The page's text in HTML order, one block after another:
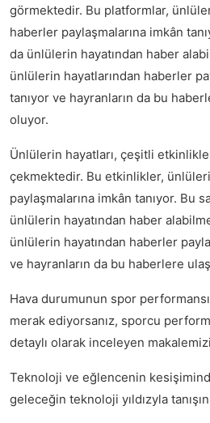
görmektedir. Bu platformlar,
haberler paylaşmalarına imkân
da ünlülerin hayatından haber
ünlülerin hayatlarından haberler
tanıyor ve hayranların da bu
oluyor.
Ünlülerin hayatları, çeşitli
çekmektedir. Bu etkinlikler,
paylaşmalarına imkân tanıyor. Bu
ünlülerin hayatından haber
ünlülerin hayatından haberler
ve hayranların da bu haberlere
Hava durumunun spor
merak ediyorsanız, sporcu
detaylı olarak inceleyen
Teknoloji ve eğlencenin
geleceğin teknoloji yıldızyla